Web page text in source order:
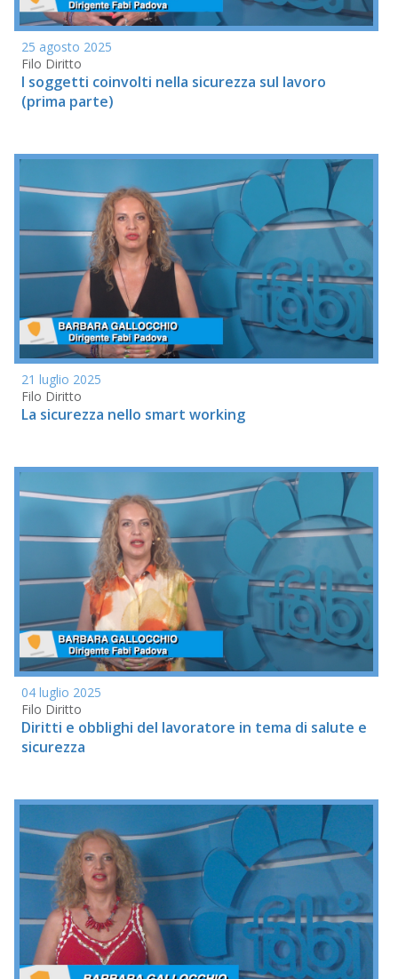
25 agosto 2025
Filo Diritto
I soggetti coinvolti nella sicurezza sul lavoro
(prima parte)
21 luglio 2025
Filo Diritto
La sicurezza nello smart working
04 luglio 2025
Filo Diritto
Diritti e obblighi del lavoratore in tema di salute e
sicurezza